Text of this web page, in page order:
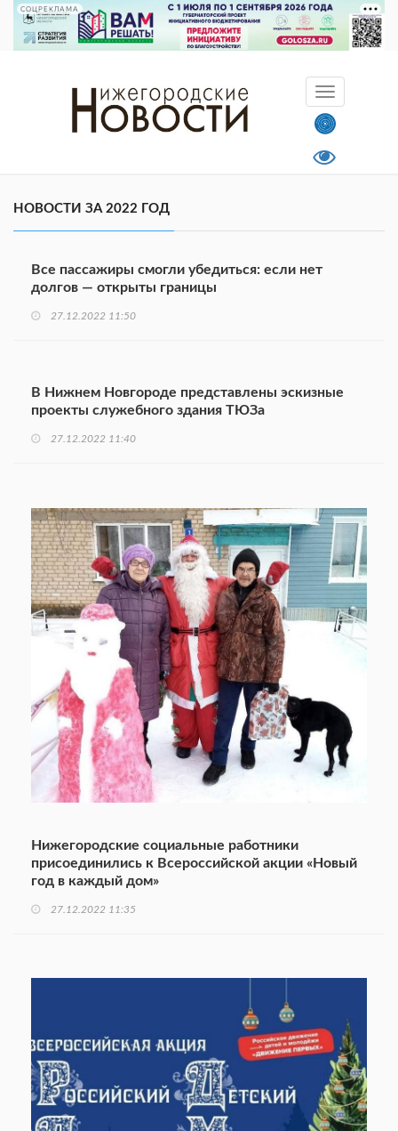
СОЦРЕКЛАМА
НОВОСТИ ЗА 2022 ГОД
Все пассажиры смогли убедиться: если нет
долгов — открыты границы
27.12.2022 11:50
В Нижнем Новгороде представлены эскизные
проекты служебного здания ТЮЗа
27.12.2022 11:40
Нижегородские социальные работники
присоединились к Всероссийской акции «Новый
год в каждый дом»
27.12.2022 11:35